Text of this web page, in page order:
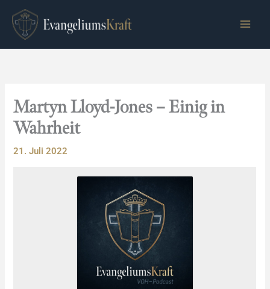
Inhalt
springen
Martyn Lloyd-Jones – Einig in
Wahrheit
21. Juli 2022